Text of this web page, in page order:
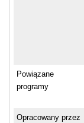
Powiązane
programy
Opracowany przez